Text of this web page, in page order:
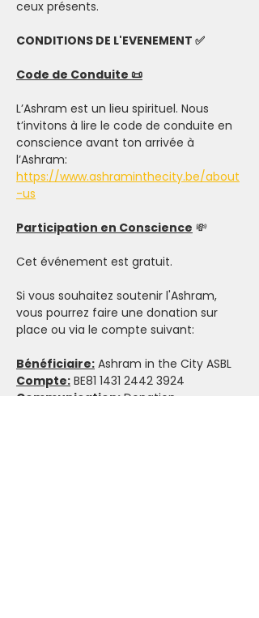
ceux présents.
CONDITIONS DE L'EVENEMENT ✅
Code de Conduite 📜
L’Ashram est un lieu spirituel. Nous
t’invitons à lire le code de conduite en
conscience avant ton arrivée à
l’Ashram:
https://www.ashraminthecity.be/about
-us
Participation en Conscience 💸
Cet événement est gratuit.
Si vous souhaitez soutenir l'Ashram,
vous pourrez faire une donation sur
place ou via le compte suivant:
Bénéficiaire: Ashram in the City ASBL
Compte: BE81 1431 2442 3924
Communication: Donation